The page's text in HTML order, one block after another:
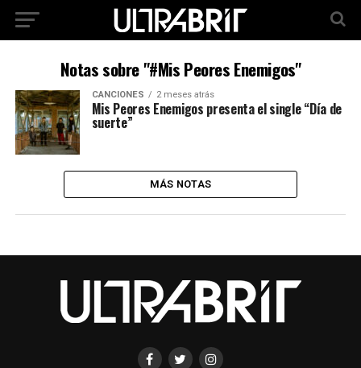
Notas sobre "#Mis Peores Enemigos"
CANCIONES 2 meses atrás
Mis Peores Enemigos presenta el single “Día de
suerte”
MÁS NOTAS